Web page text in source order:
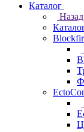
Каталог
Назад